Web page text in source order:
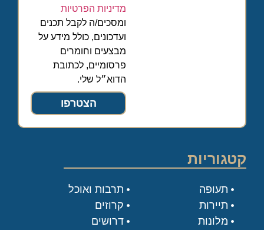
מדיניות הפרטיות
ומסכים/ה לקבל תכנים
ועדכונים, כולל מידע על
מבצעים וחומרים
פרסומיים, לכתובת
הדוא״ל שלי.
הצטרפו
קטגוריות
תעופה
תיירות
מלונות
תרבות ואוכל
קרוזים
דרושים